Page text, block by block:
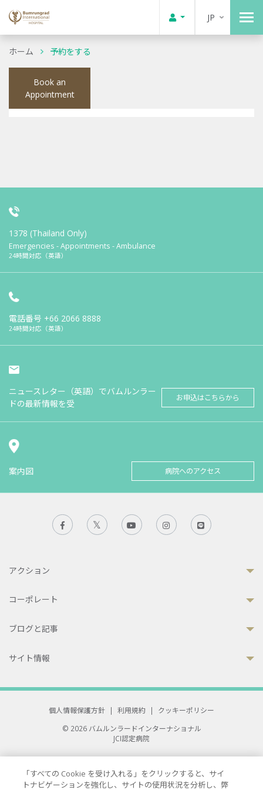
JP
ホーム 予約をする
Book an
Appointment
1378 (Thailand Only)
Emergencies - Appointments - Ambulance
24時間対応（英語）
電話番号 +66 2066 8888
24時間対応（英語）
ニュースレター（英語）でバムルンラー
ドの最新情報を受
お申込はこちらから
案内図 病院へのアクセス
アクション
コーポレート
ブログと記事
サイト情報
個人情報保護方針 | 利用規約 |
クッキーポリシー
© 2026 バムルンラードインターナショナル
JCI認定病院
All rights reserved.
「すべての Cookie を受け入れる」をクリックすると、サイ
トナビゲーションを強化し、サイトの使用状況を分析し、弊